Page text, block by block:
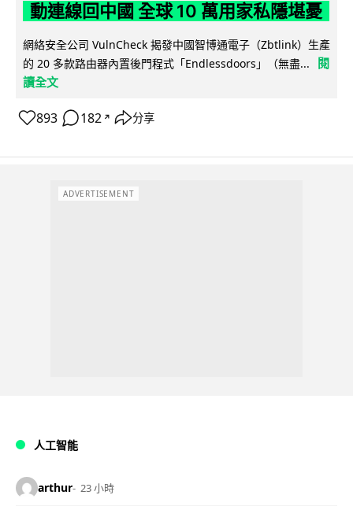
動連線回中國 全球 10 萬用家私隱堪憂
網絡安全公司 VulnCheck 揭發中國智博通電子（Zbtlink）生產
的 20 多款路由器內置後門程式「Endlessdoors」（無盡...
閱
讀全文
893 182 ↗ 分享
ADVERTISEMENT
人工智能
arthur 23 小時